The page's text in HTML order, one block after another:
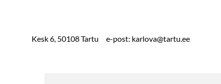
Kesk 6, 50108 Tartu e-post: karlova@tartu.ee